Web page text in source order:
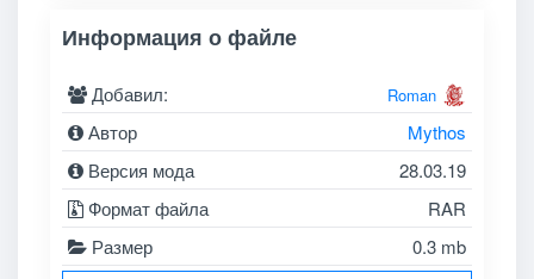
Информация о файле
Добавил: Roman
Автор
Mythos
Версия мода
28.03.19
Формат файла
RAR
Размер
0.3 mb